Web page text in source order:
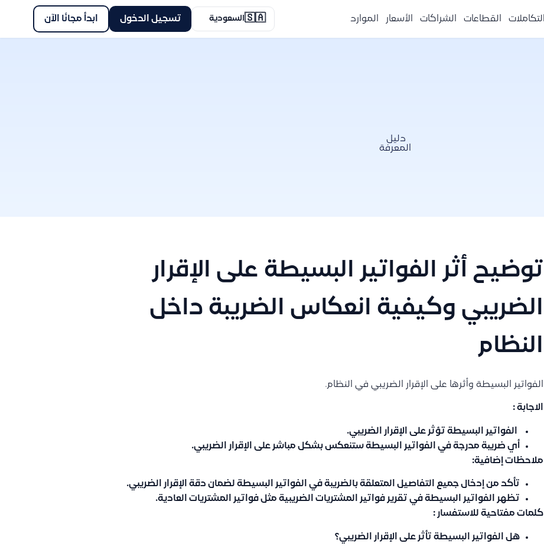
التكاملات القطاعات الشراكات الأسعار الموارد 🇸🇦السعودية تسجيل الدخول ابدأ مجانًا الآن
دليل
المعرفة
توضيح أثر الفواتير البسيطة على الإقرار
الضريبي وكيفية انعكاس الضريبة داخل
النظام
الفواتير البسيطة وأثرها على الإقرار الضريبي في النظام.
الاجابة :
الفواتير البسيطة تؤثر على الإقرار الضريبي.
أي ضريبة مدرجة في الفواتير البسيطة ستنعكس بشكل مباشر على الإقرار الضريبي.
ملاحظات إضافية:
تأكد من إدخال جميع التفاصيل المتعلقة بالضريبة في الفواتير البسيطة لضمان دقة الإقرار الضريبي.
تظهر الفواتير البسيطة في تقرير فواتير المشتريات الضريبية مثل فواتير المشتريات العادية.
كلمات مفتاحية للاستفسار :
هل الفواتير البسيطة تأثر على الإقرار الضريبي؟